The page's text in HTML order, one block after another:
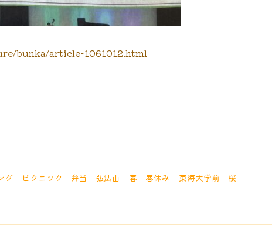
bunka/article-1061012.html
グ ピクニック 弁当 弘法山 春 春休み 東海大学前
桜